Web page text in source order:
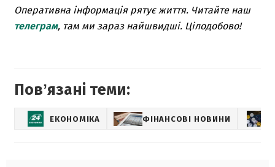
Оперативна інформація рятує життя. Читайте наш
телеграм, там ми зараз найшвидші. Цілодобово!
Повʼязані теми:
ЕКОНОМІКА ФІНАНСОВІ НОВИНИ